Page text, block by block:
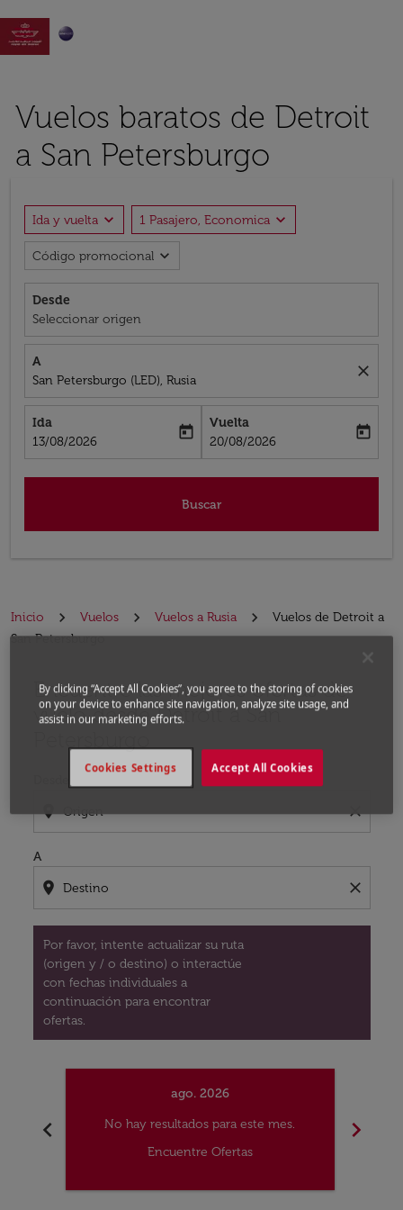

Vuelos baratos de Detroit
a San Petersburgo
Ida y vuelta expand_more 1 Pasajero, Economica expand_more
Código promocional expand_more
Desde
Seleccionar origen
A
San Petersburgo (LED), Rusia
close
Ida
fc-booking-departure-date-aria-label
13/08/2026
today
Vuelta
fc-booking-return-date-aria-label
20/08/2026
today
Buscar
Inicio Vuelos Vuelos a Rusia
Vuelos de Detroit a
San Petersburgo
Encuentre las mejores ofertas de
vuelo desde Detroit a San
location_on close
A
location_on close
Por favor, intente actualizar su ruta
(origen y / o destino) o interactúe
con fechas individuales a
continuación para encontrar
ofertas.
Por favor, intente actualizar su ruta (origen y / o
chevron_left
ago. 2026
No hay resultados para este mes.
Encuentre Ofertas
chevron_right
By clicking “Accept All Cookies”, you agree to the storing of cookies
on your device to enhance site navigation, analyze site usage, and
assist in our marketing efforts.
Accept All Cookies
Cookies Settings